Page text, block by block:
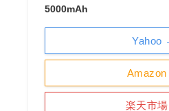
5000mAh
楽天市
Yahoo